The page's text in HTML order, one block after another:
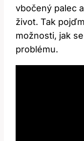
vbočený palec
život. Tak
možnosti, jak
problému.